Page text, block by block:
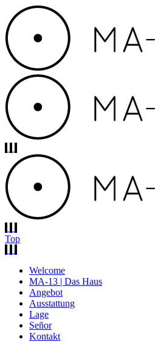
Top
Welcome
MA-13 | Das Haus
Angebot
Ausstattung
Lage
Se­ñor
Kontakt